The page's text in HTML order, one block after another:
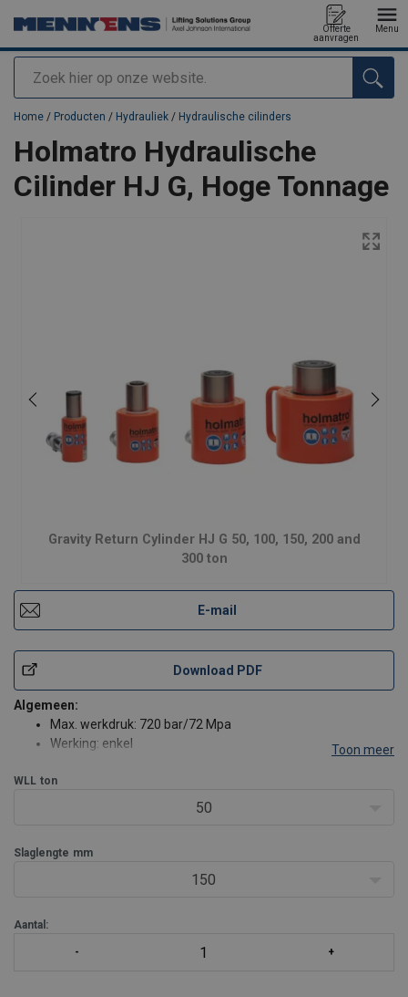
Zoeken
Offerte
aanvragen
Menu
toegevoegd aan uw offerte
Home / Producten / Hydrauliek / Hydraulische cilinders
Holmatro Hydraulische
Cilinder HJ G, Hoge Tonnage
Gravity Return Cylinder HJ G 50, 100, 150, 200 and
300 ton
E-mail
Download PDF
Algemeen:
Max. werkdruk: 720 bar/72 Mpa
Werking: enkel
In alle standen te gebruiken
Beveiligd tegen uitdrukken plunjer
Toon meer
WLL ton
50
Slaglengte mm
150
Aantal: